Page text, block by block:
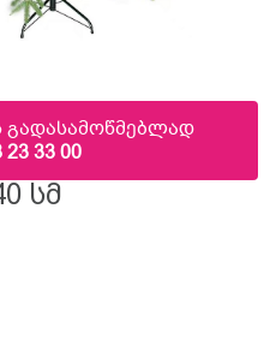
გადასამოწმებლად
23 33 00
Სმ